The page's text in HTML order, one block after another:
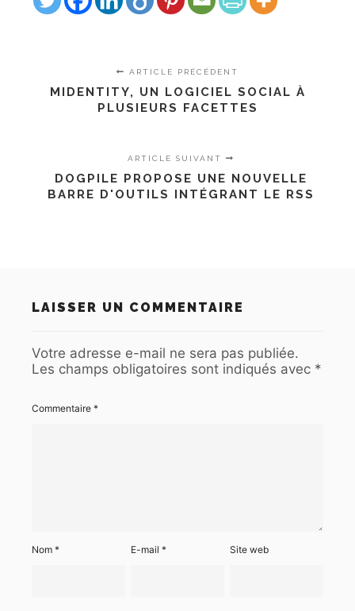
ARTICLE PRÉCÉDENT
MIDENTITY, UN LOGICIEL SOCIAL À
PLUSIEURS FACETTES
ARTICLE SUIVANT
DOGPILE PROPOSE UNE NOUVELLE
BARRE D'OUTILS INTÉGRANT LE RSS
LAISSER UN COMMENTAIRE
Votre adresse e-mail ne sera pas publiée.
Les champs obligatoires sont indiqués avec *
Commentaire *
Nom * E-mail* Site web